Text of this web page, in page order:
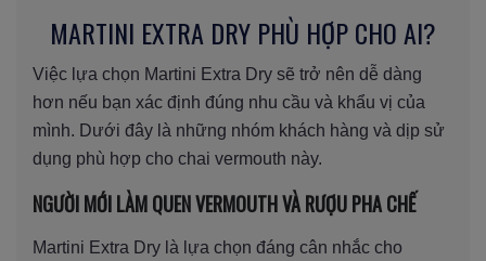
MARTINI EXTRA DRY PHÙ HỢP CHO AI?
Việc lựa chọn Martini Extra Dry sẽ trở nên dễ dàng
hơn nếu bạn xác định đúng nhu cầu và khẩu vị của
mình. Dưới đây là những nhóm khách hàng và dịp sử
dụng phù hợp cho chai vermouth này.
NGƯỜI MỚI LÀM QUEN VERMOUTH VÀ RƯỢU PHA CHẾ
Martini Extra Dry là lựa chọn đáng cân nhắc cho